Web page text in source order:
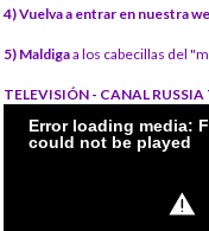
4) Vuelva a entrar en nuestra
5) Maldigaa los cabecillas del
TELEVISIÓN - CANAL